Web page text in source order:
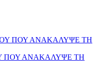
ΠΟΥ ΑΝΑΚΑΛΥΨΕ ΤΗ